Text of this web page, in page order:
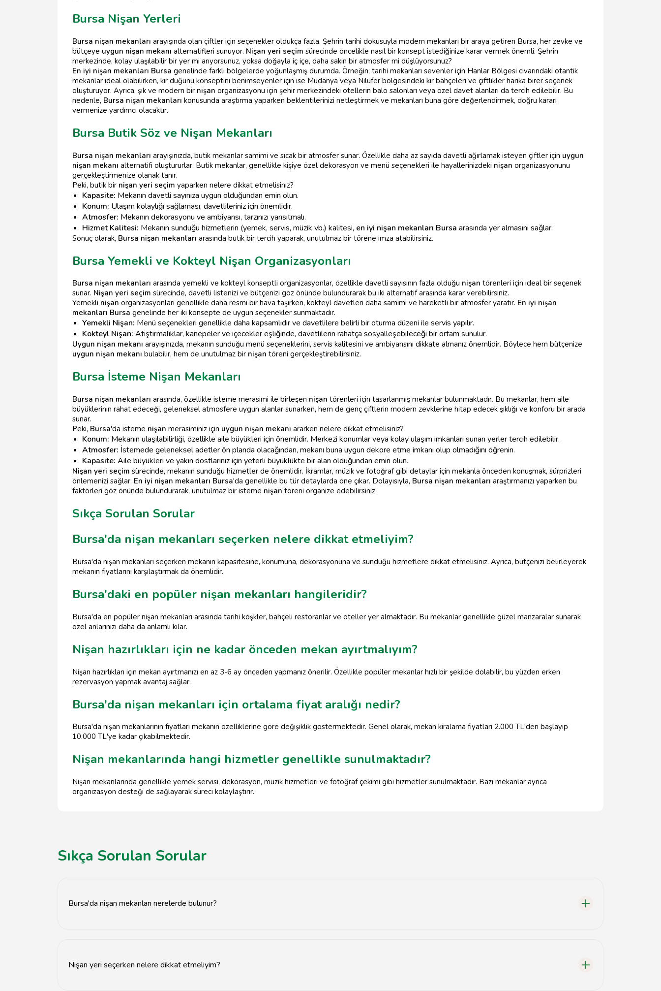
Bursa Nişan Yerleri
Bursa nişan mekanları arayışında olan çiftler için seçenekler oldukça fazla. Şehrin tarihi dokusuyla modern mekanları bir araya getiren Bursa, her zevke ve
bütçeye uygun nişan mekanı alternatifleri sunuyor. Nişan yeri seçim sürecinde öncelikle nasıl bir konsept istediğinize karar vermek önemli. Şehrin
merkezinde, kolay ulaşılabilir bir yer mi arıyorsunuz, yoksa doğayla iç içe, daha sakin bir atmosfer mi düşlüyorsunuz?
En iyi nişan mekanları Bursa genelinde farklı bölgelerde yoğunlaşmış durumda. Örneğin; tarihi mekanları sevenler için Hanlar Bölgesi civarındaki otantik
mekanlar ideal olabilirken, kır düğünü konseptini benimseyenler için ise Mudanya veya Nilüfer bölgesindeki kır bahçeleri ve çiftlikler harika birer seçenek
oluşturuyor. Ayrıca, şık ve modern bir nişan organizasyonu için şehir merkezindeki otellerin balo salonları veya özel davet alanları da tercih edilebilir. Bu
nedenle, Bursa nişan mekanları konusunda araştırma yaparken beklentilerinizi netleştirmek ve mekanları buna göre değerlendirmek, doğru kararı
vermenize yardımcı olacaktır.
Bursa Butik Söz ve Nişan Mekanları
Bursa nişan mekanları arayışınızda, butik mekanlar samimi ve sıcak bir atmosfer sunar. Özellikle daha az sayıda davetli ağırlamak isteyen çiftler için uygun
nişan mekanı alternatifi oluştururlar. Butik mekanlar, genellikle kişiye özel dekorasyon ve menü seçenekleri ile hayallerinizdeki nişan organizasyonunu
gerçekleştirmenize olanak tanır.
Peki, butik bir nişan yeri seçim yaparken nelere dikkat etmelisiniz?
Kapasite: Mekanın davetli sayınıza uygun olduğundan emin olun.
Konum: Ulaşım kolaylığı sağlaması, davetlileriniz için önemlidir.
Atmosfer: Mekanın dekorasyonu ve ambiyansı, tarzınızı yansıtmalı.
Hizmet Kalitesi: Mekanın sunduğu hizmetlerin (yemek, servis, müzik vb.) kalitesi, en iyi nişan mekanları Bursa arasında yer almasını sağlar.
Sonuç olarak, Bursa nişan mekanları arasında butik bir tercih yaparak, unutulmaz bir törene imza atabilirsiniz.
Bursa Yemekli ve Kokteyl Nişan Organizasyonları
Bursa nişan mekanları arasında yemekli ve kokteyl konseptli organizasyonlar, özellikle davetli sayısının fazla olduğu nişan törenleri için ideal bir seçenek
sunar. Nişan yeri seçim sürecinde, davetli listenizi ve bütçenizi göz önünde bulundurarak bu iki alternatif arasında karar verebilirsiniz.
Yemekli nişan organizasyonları genellikle daha resmi bir hava taşırken, kokteyl davetleri daha samimi ve hareketli bir atmosfer yaratır. En iyi nişan
mekanları Bursa genelinde her iki konsepte de uygun seçenekler sunmaktadır.
Yemekli Nişan: Menü seçenekleri genellikle daha kapsamlıdır ve davetlilere belirli bir oturma düzeni ile servis yapılır.
Kokteyl Nişan: Atıştırmalıklar, kanepeler ve içecekler eşliğinde, davetlilerin rahatça sosyalleşebileceği bir ortam sunulur.
Uygun nişan mekanı arayışınızda, mekanın sunduğu menü seçeneklerini, servis kalitesini ve ambiyansını dikkate almanız önemlidir. Böylece hem bütçenize
uygun nişan mekanı bulabilir, hem de unutulmaz bir nişan töreni gerçekleştirebilirsiniz.
Bursa İsteme Nişan Mekanları
Bursa nişan mekanları arasında, özellikle isteme merasimi ile birleşen nişan törenleri için tasarlanmış mekanlar bulunmaktadır. Bu mekanlar, hem aile
büyüklerinin rahat edeceği, geleneksel atmosfere uygun alanlar sunarken, hem de genç çiftlerin modern zevklerine hitap edecek şıklığı ve konforu bir arada
sunar.
Peki, Bursa'da isteme nişan merasiminiz için uygun nişan mekanı ararken nelere dikkat etmelisiniz?
Konum: Mekanın ulaşılabilirliği, özellikle aile büyükleri için önemlidir. Merkezi konumlar veya kolay ulaşım imkanları sunan yerler tercih edilebilir.
Atmosfer: İstemede geleneksel adetler ön planda olacağından, mekanı buna uygun dekore etme imkanı olup olmadığını öğrenin.
Kapasite: Aile büyükleri ve yakın dostlarınız için yeterli büyüklükte bir alan olduğundan emin olun.
Nişan yeri seçim sürecinde, mekanın sunduğu hizmetler de önemlidir. İkramlar, müzik ve fotoğraf gibi detaylar için mekanla önceden konuşmak, sürprizleri
önlemenizi sağlar. En iyi nişan mekanları Bursa'da genellikle bu tür detaylarda öne çıkar. Dolayısıyla, Bursa nişan mekanları araştırmanızı yaparken bu
faktörleri göz önünde bulundurarak, unutulmaz bir isteme nişan töreni organize edebilirsiniz.
Sıkça Sorulan Sorular
Bursa'da nişan mekanları seçerken nelere dikkat etmeliyim?
Bursa'da nişan mekanları seçerken mekanın kapasitesine, konumuna, dekorasyonuna ve sunduğu hizmetlere dikkat etmelisiniz. Ayrıca, bütçenizi belirleyerek
mekanın fiyatlarını karşılaştırmak da önemlidir.
Bursa'daki en popüler nişan mekanları hangileridir?
Bursa'da en popüler nişan mekanları arasında tarihi köşkler, bahçeli restoranlar ve oteller yer almaktadır. Bu mekanlar genellikle güzel manzaralar sunarak
özel anlarınızı daha da anlamlı kılar.
Nişan hazırlıkları için ne kadar önceden mekan ayırtmalıyım?
Nişan hazırlıkları için mekan ayırtmanızı en az 3-6 ay önceden yapmanız önerilir. Özellikle popüler mekanlar hızlı bir şekilde dolabilir, bu yüzden erken
rezervasyon yapmak avantaj sağlar.
Bursa'da nişan mekanları için ortalama fiyat aralığı nedir?
Bursa'da nişan mekanlarının fiyatları mekanın özelliklerine göre değişiklik göstermektedir. Genel olarak, mekan kiralama fiyatları 2.000 TL'den başlayıp
10.000 TL'ye kadar çıkabilmektedir.
Nişan mekanlarında hangi hizmetler genellikle sunulmaktadır?
Nişan mekanlarında genellikle yemek servisi, dekorasyon, müzik hizmetleri ve fotoğraf çekimi gibi hizmetler sunulmaktadır. Bazı mekanlar ayrıca
organizasyon desteği de sağlayarak süreci kolaylaştırır.
Sıkça Sorulan Sorular
Bursa'da nişan mekanları nerelerde bulunur?
Nişan yeri seçerken nelere dikkat etmeliyim?